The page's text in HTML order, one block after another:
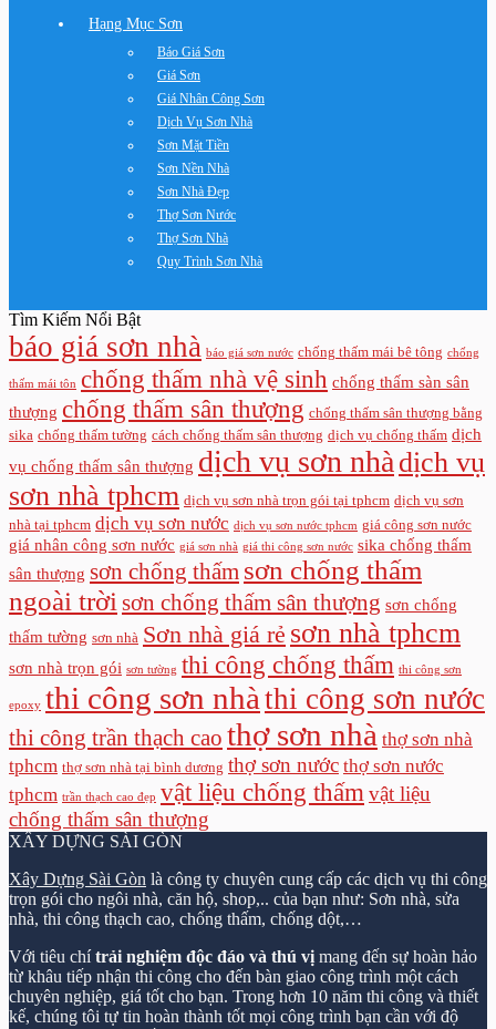
Hạng Mục Sơn
Báo Giá Sơn
Giá Sơn
Giá Nhân Công Sơn
Dịch Vụ Sơn Nhà
Sơn Mặt Tiền
Sơn Nền Nhà
Sơn Nhà Đẹp
Thợ Sơn Nước
Thợ Sơn Nhà
Quy Trình Sơn Nhà
Tìm Kiếm Nổi Bật
báo giá sơn nhà báo giá sơn nước chống thấm mái bê tông chống
thấm mái tôn chống thấm nhà vệ sinh chống thấm sàn sân
thượng chống thấm sân thượng chống thấm sân thượng bằng
sika chống thấm tường cách chống thấm sân thượng dịch vụ chống thấm dịch
vụ chống thấm sân thượng dịch vụ sơn nhà dịch vụ
sơn nhà tphcm dịch vụ sơn nhà trọn gói tại tphcm dịch vụ sơn
nhà tại tphcm dịch vụ sơn nước dịch vụ sơn nước tphcm giá công sơn nước
giá nhân công sơn nước giá sơn nhà giá thi công sơn nước sika chống thấm
sân thượng sơn chống thấm sơn chống thấm
ngoài trời sơn chống thấm sân thượng sơn chống
thấm tường sơn nhà Sơn nhà giá rẻ sơn nhà tphcm
sơn nhà trọn gói sơn tường thi công chống thấm thi công sơn
epoxy thi công sơn nhà thi công sơn nước
thi công trần thạch cao thợ sơn nhà thợ sơn nhà
tphcm thợ sơn nhà tại bình dương thợ sơn nước thợ sơn nước
tphcm trần thạch cao đẹp vật liệu chống thấm vật liệu
chống thấm sân thượng
XÂY DỰNG SÀI GÒN
Xây Dựng Sài Gòn là công ty chuyên cung cấp các dịch vụ thi công
trọn gói cho ngôi nhà, căn hộ, shop,.. của bạn như: Sơn nhà, sửa
nhà, thi công thạch cao, chống thấm, chống dột,…
Với tiêu chítrải nghiệm độc đáo và thú vị mang đến sự hoàn hảo
từ khâu tiếp nhận thi công cho đến bàn giao công trình một cách
chuyên nghiệp, giá tốt cho bạn. Trong hơn 10 năm thi công và thiết
kế, chúng tôi tự tin hoàn thành tốt mọi công trình bạn cần với độ